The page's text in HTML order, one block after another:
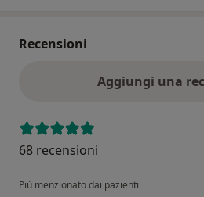
Recensioni
Aggiungi una
68 recensioni
Più menzionato dai pazienti